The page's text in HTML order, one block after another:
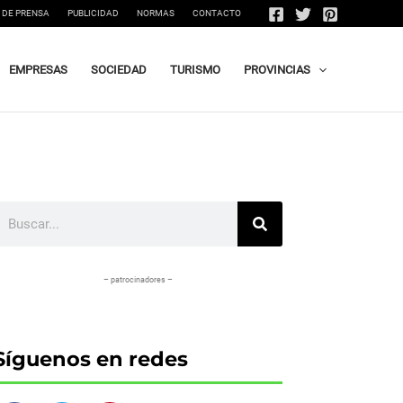
PRENSA PUBLICIDAD NORMAS CONTACTO
EMPRESAS SOCIEDAD TURISMO PROVINCIAS
– patrocinadores –
en redes